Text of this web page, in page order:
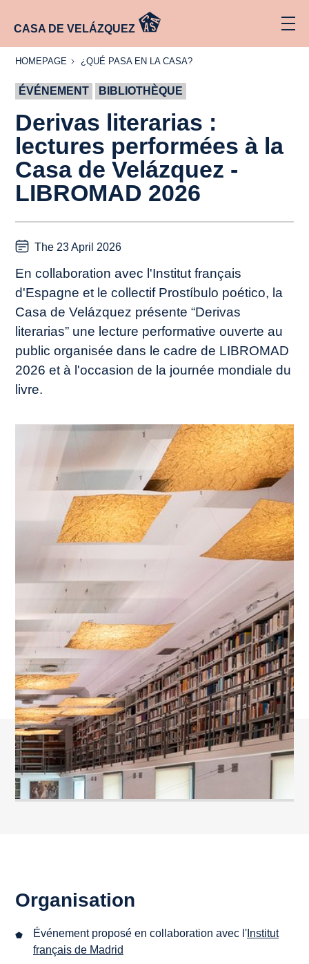
CASA DE VELÁZQUEZ
HOMEPAGE
HOMEPAGE
¿QUÉ
CASA?
¿QUÉ PASA EN LA CASA?
ÉVÉNEMENT BIBLIOTHÈQUE
Derivas literarias :
lectures performées à la
Casa de Velázquez -
LIBROMAD 2026
The 23 April 2026
En collaboration avec l'Institut français
d'Espagne et le collectif Prostíbulo poético, la
Casa de Velázquez présente “Derivas
literarias” une lecture performative ouverte au
public organisée dans le cadre de LIBROMAD
2026 et à l'occasion de la journée mondiale du
livre.
Organisation
Événement proposé en collaboration avec l' Institut
français de Madrid